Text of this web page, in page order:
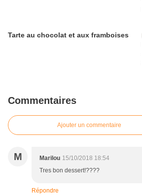
Tarte au chocolat et aux framboises
Commentaires
Ajouter un commentaire
M Marilou 15/10/2018 18:54
Tres bon dessert!????
Répondre